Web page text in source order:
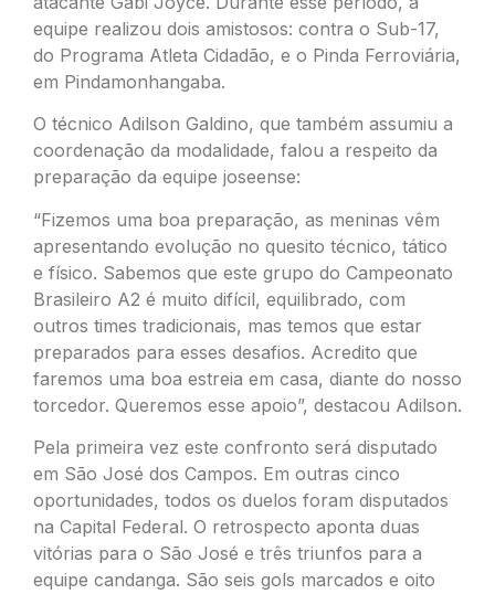
equipe realizou dois amistosos: contra o Sub-17,
do Programa Atleta Cidadão, e o Pinda Ferroviária,
em Pindamonhangaba.
O técnico Adilson Galdino, que também assumiu a
coordenação da modalidade, falou a respeito da
preparação da equipe joseense:
“Fizemos uma boa preparação, as meninas vêm
apresentando evolução no quesito técnico, tático
e físico. Sabemos que este grupo do Campeonato
Brasileiro A2 é muito difícil, equilibrado, com
outros times tradicionais, mas temos que estar
preparados para esses desafios. Acredito que
faremos uma boa estreia em casa, diante do nosso
torcedor. Queremos esse apoio”, destacou Adilson.
Pela primeira vez este confronto será disputado
em São José dos Campos. Em outras cinco
oportunidades, todos os duelos foram disputados
na Capital Federal. O retrospecto aponta duas
vitórias para o São José e três triunfos para a
equipe candanga. São seis gols marcados e oito